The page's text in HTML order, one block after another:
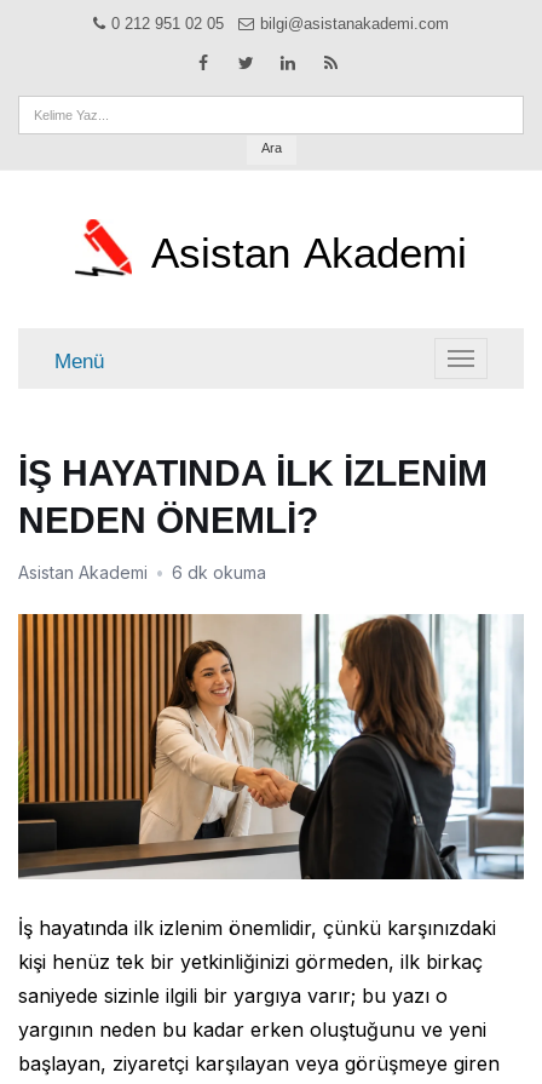
0 212 951 02 05 bilgi@asistanakademi.com
Ara
Asistan Akademi
Menü Menü
İŞ HAYATINDA İLK İZLENİM
NEDEN ÖNEMLİ?
Asistan Akademi • 6 dk okuma
İş hayatında ilk izlenim önemlidir, çünkü karşınızdaki
kişi henüz tek bir yetkinliğinizi görmeden, ilk birkaç
saniyede sizinle ilgili bir yargıya varır; bu yazı o
yargının neden bu kadar erken oluştuğunu ve yeni
başlayan, ziyaretçi karşılayan veya görüşmeye giren